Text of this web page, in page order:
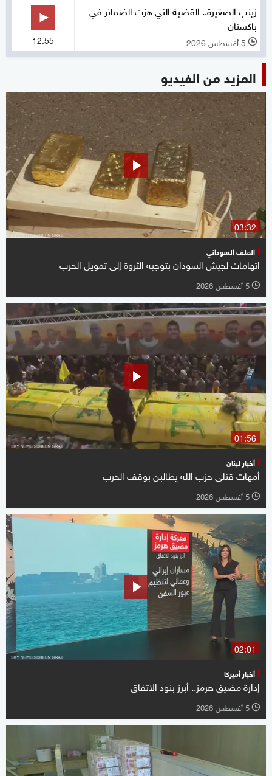
زينب الصغيرة.. القضية التي هزت الضمائر في
باكستان
l 5 أغسطس 2026 12:55
المزيد من الفيديو
03:32
الملف السوداني
اتهامات لجيش السودان بتوجيه الثروة إلى تمويل الحرب
l 5 أغسطس 2026
01:56
أخبار لبنان
أمهات قتلى حزب الله يطالبن بوقف الحرب
l 5 أغسطس 2026
02:01
أخبار أميركا
إدارة مضيق هرمز.. أبرز بنود الاتفاق
l 5 أغسطس 2026